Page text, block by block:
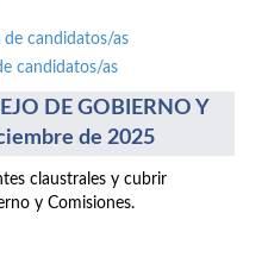
de candidatos/as
candidatos/as
DE GOBIERNO Y
de 2025
claustrales y cubrir
y Comisiones.